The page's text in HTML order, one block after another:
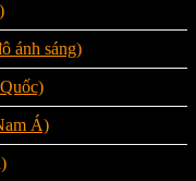
ánh sáng)
Á)